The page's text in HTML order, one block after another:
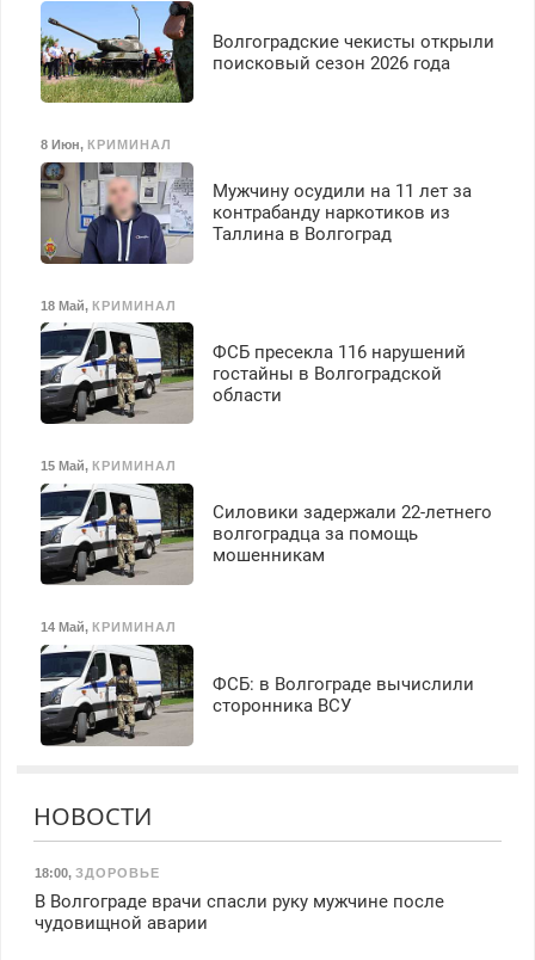
Волгоградские чекисты открыли
поисковый сезон 2026 года
8 Июн, КРИМИНАЛ
Мужчину осудили на 11 лет за
контрабанду наркотиков из
Таллина в Волгоград
18 Май, КРИМИНАЛ
ФСБ пресекла 116 нарушений
гостайны в Волгоградской
области
15 Май, КРИМИНАЛ
Силовики задержали 22-летнего
волгоградца за помощь
мошенникам
14 Май, КРИМИНАЛ
ФСБ: в Волгограде вычислили
сторонника ВСУ
НОВОСТИ
18:00, ЗДОРОВЬЕ
В Волгограде врачи спасли руку мужчине после
чудовищной аварии